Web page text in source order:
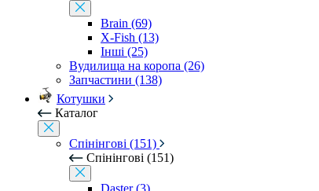
Brain (69)
X-Fish (13)
Інші (25)
Вудилища на коропа (26)
Запчастини (138)
Котушки
Каталог
Спінінгові (151)
Спінінгові (151)
Daster (3)